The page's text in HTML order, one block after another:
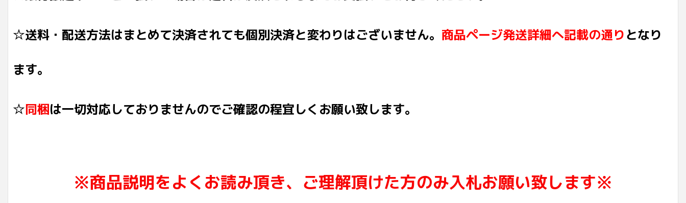
☆送料・配送方法はまとめて決済されても個別決済と変わりはございません。 商品ページ発送詳細へ記載の通りとなり
ます。
☆同梱は一切対応しておりませんのでご確認の程宜しくお願い致します。
※商品説明をよくお読み頂き、ご理解頂けた方のみ入札お願い致します※